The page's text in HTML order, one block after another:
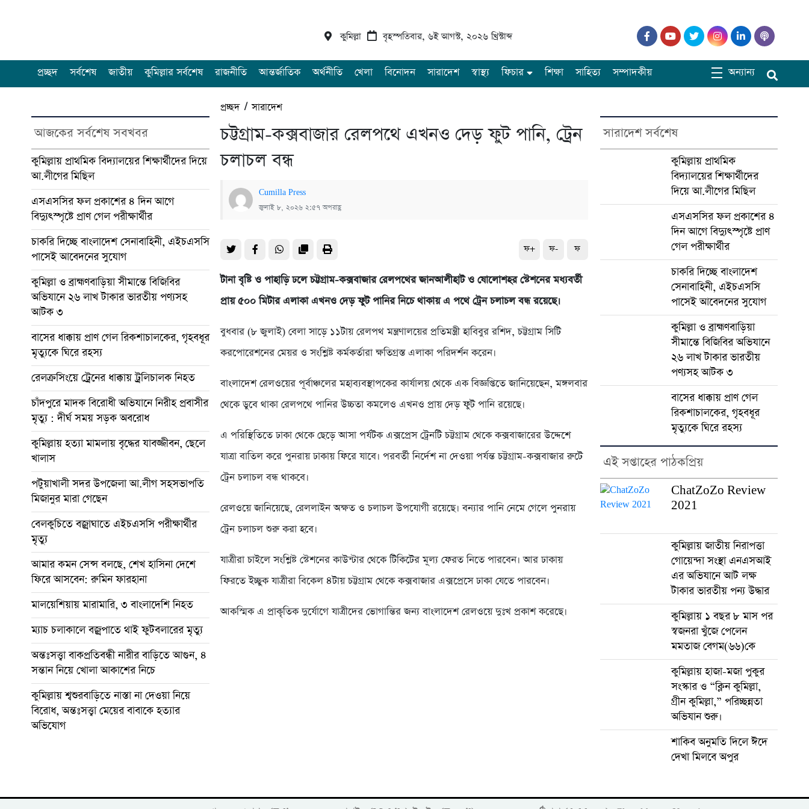
কুমিল্লা বৃহস্পতিবার, ৬ই আগস্ট, ২০২৬ খ্রিস্টাব্দ
প্রচ্ছদ সর্বশেষ জাতীয় কুমিল্লার সর্বশেষ রাজনীতি আন্তর্জাতিক অর্থনীতি খেলা বিনোদন সারাদেশ স্বাস্থ্য ফিচার শিক্ষা সাহিত্য সম্পাদকীয় অন্যান্য
আজকের সর্বশেষ সবখবর
কুমিল্লায় প্রাথমিক বিদ্যালয়ের শিক্ষার্থীদের দিয়ে
আ.লীগের মিছিল
এসএসসির ফল প্রকাশের ৪ দিন আগে
বিদ্যুৎস্পৃষ্টে প্রাণ গেল পরীক্ষার্থীর
চাকরি দিচ্ছে বাংলাদেশ সেনাবাহিনী, এইচএসসি
পাসেই আবেদনের সুযোগ
কুমিল্লা ও ব্রাহ্মণবাড়িয়া সীমান্তে বিজিবির
অভিযানে ২৬ লাখ টাকার ভারতীয় পণ্যসহ
আটক ৩
বাসের ধাক্কায় প্রাণ গেল রিকশাচালকের, গৃহবধূর
মৃত্যুকে ঘিরে রহস্য
রেলক্রসিংয়ে ট্রেনের ধাক্কায় ট্রলিচালক নিহত
চাঁদপুরে মাদক বিরোধী অভিযানে নিরীহ প্রবাসীর
মৃত্যু : দীর্ঘ সময় সড়ক অবরোধ
কুমিল্লায় হত্যা মামলায় বৃদ্ধের যাবজ্জীবন, ছেলে
খালাস
পটুয়াখালী সদর উপজেলা আ.লীগ সহসভাপতি
মিজানুর মারা গেছেন
বেলকুচিতে বজ্রাঘাতে এইচএসসি পরীক্ষার্থীর
মৃত্যু
আমার কমন সেন্স বলছে, শেখ হাসিনা দেশে
ফিরে আসবেন: রুমিন ফারহানা
মালয়েশিয়ায় মারামারি, ৩ বাংলাদেশি নিহত
ম্যাচ চলাকালে বজ্রপাতে থাই ফুটবলারের মৃত্যু
অন্তঃসত্ত্বা বাকপ্রতিবন্ধী নারীর বাড়িতে আগুন, ৪
সন্তান নিয়ে খোলা আকাশের নিচে
কুমিল্লায় শ্বশুরবাড়িতে নাস্তা না দেওয়া নিয়ে
বিরোধ, অন্তঃসত্ত্বা মেয়ের বাবাকে হত্যার
অভিযোগ
প্রচ্ছদ/সারাদেশ
চট্টগ্রাম-কক্সবাজার রেলপথে এখনও দেড় ফুট পানি, ট্রেন
চলাচল বন্ধ
Cumilla Press
জুলাই ৮, ২০২৬ ২:৫৭ অপরাহ্ণ
ফ+ ফ- ফ
টানা বৃষ্টি ও পাহাড়ি ঢলে চট্টগ্রাম-কক্সবাজার রেলপথের জানআলীহাট ও ষোলোশহর স্টেশনের মধ্যবর্তী
প্রায় ৫০০ মিটার এলাকা এখনও দেড় ফুট পানির নিচে থাকায় এ পথে ট্রেন চলাচল বন্ধ রয়েছে।
বুধবার (৮ জুলাই) বেলা সাড়ে ১১টায় রেলপথ মন্ত্রণালয়ের প্রতিমন্ত্রী হাবিবুর রশিদ, চট্টগ্রাম সিটি
করপোরেশনের মেয়র ও সংশ্লিষ্ট কর্মকর্তারা ক্ষতিগ্রস্ত এলাকা পরিদর্শন করেন।
বাংলাদেশ রেলওয়ের পূর্বাঞ্চলের মহাব্যবস্থাপকের কার্যালয় থেকে এক বিজ্ঞপ্তিতে জানিয়েছেন, মঙ্গলবার
থেকে ডুবে থাকা রেলপথে পানির উচ্চতা কমলেও এখনও প্রায় দেড় ফুট পানি রয়েছে।
এ পরিস্থিতিতে ঢাকা থেকে ছেড়ে আসা পর্যটক এক্সপ্রেস ট্রেনটি চট্টগ্রাম থেকে কক্সবাজারের উদ্দেশে
যাত্রা বাতিল করে পুনরায় ঢাকায় ফিরে যাবে। পরবর্তী নির্দেশ না দেওয়া পর্যন্ত চট্টগ্রাম-কক্সবাজার রুটে
ট্রেন চলাচল বন্ধ থাকবে।
রেলওয়ে জানিয়েছে, রেললাইন অক্ষত ও চলাচল উপযোগী রয়েছে। বন্যার পানি নেমে গেলে পুনরায়
ট্রেন চলাচল শুরু করা হবে।
যাত্রীরা চাইলে সংশ্লিষ্ট স্টেশনের কাউন্টার থেকে টিকিটের মূল্য ফেরত নিতে পারবেন। আর ঢাকায়
ফিরতে ইচ্ছুক যাত্রীরা বিকেল ৪টায় চট্টগ্রাম থেকে কক্সবাজার এক্সপ্রেসে ঢাকা যেতে পারবেন।
আকস্মিক এ প্রাকৃতিক দুর্যোগে যাত্রীদের ভোগান্তির জন্য বাংলাদেশ রেলওয়ে দুঃখ প্রকাশ করেছে।
সারাদেশ সর্বশেষ
কুমিল্লায় প্রাথমিক
বিদ্যালয়ের শিক্ষার্থীদের
দিয়ে আ.লীগের মিছিল
এসএসসির ফল প্রকাশের ৪
দিন আগে বিদ্যুৎস্পৃষ্টে প্রাণ
গেল পরীক্ষার্থীর
চাকরি দিচ্ছে বাংলাদেশ
সেনাবাহিনী, এইচএসসি
পাসেই আবেদনের সুযোগ
কুমিল্লা ও ব্রাহ্মণবাড়িয়া
সীমান্তে বিজিবির অভিযানে
২৬ লাখ টাকার ভারতীয়
পণ্যসহ আটক ৩
বাসের ধাক্কায় প্রাণ গেল
রিকশাচালকের, গৃহবধূর
মৃত্যুকে ঘিরে রহস্য
এই সপ্তাহের পাঠকপ্রিয়
ChatZoZo Review
2021
কুমিল্লায় জাতীয় নিরাপত্তা
গোয়েন্দা সংস্থা এনএসআই
এর অভিযানে আট লক্ষ
টাকার ভারতীয় পন্য উদ্ধার
কুমিল্লায় ১ বছর ৮ মাস পর
স্বজনরা খুঁজে পেলেন
মমতাজ বেগম(৬৬)কে
কুমিল্লায় হাজা-মজা পুকুর
সংস্কার ও “ক্লিন কুমিল্লা,
গ্রীন কুমিল্লা,” পরিচ্ছন্নতা
অভিযান শুরু।
শাকিব অনুমতি দিলে ঈদে
দেখা মিলবে অপুর